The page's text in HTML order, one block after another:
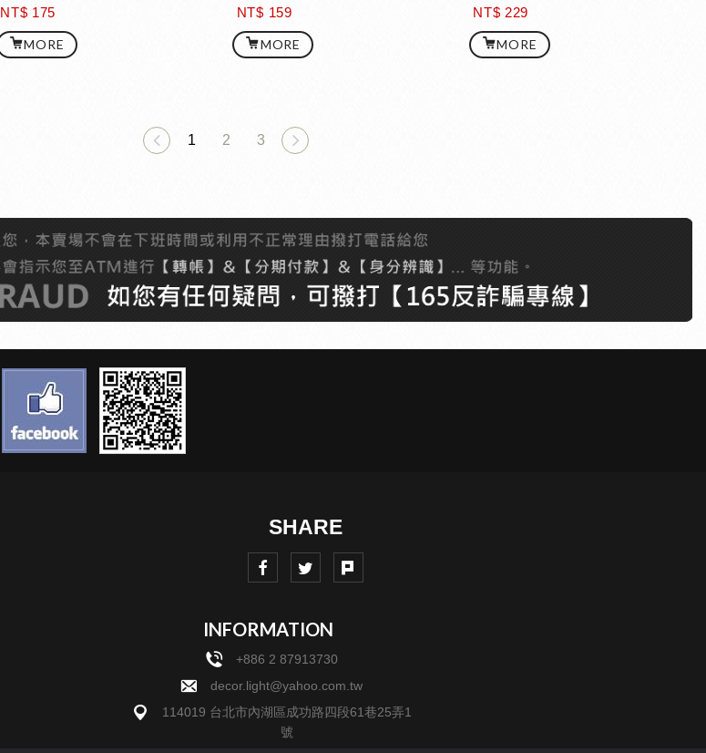
NT$ 175
MORE
NT$ 159
MORE
NT$ 229
MORE
1 2 3
INFORMATION
+886 2 87913730
decor.light@yahoo.com.tw
114019 台北市內湖區成功路四段61巷25弄1
號